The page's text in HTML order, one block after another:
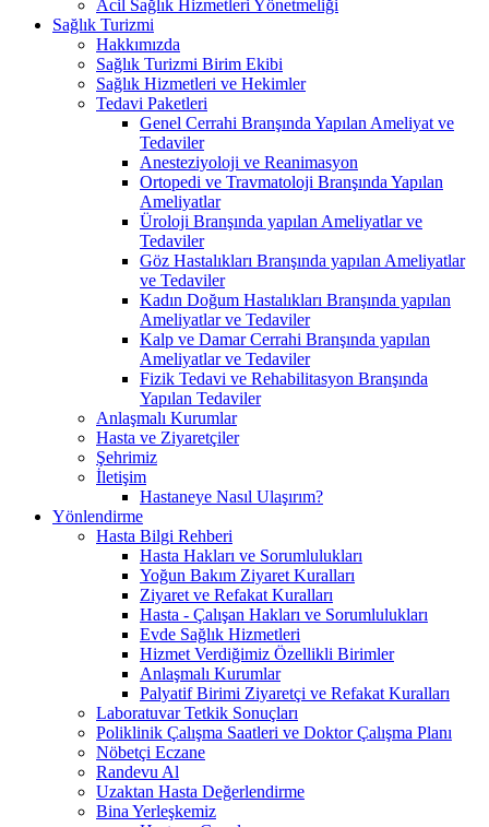
Acil Sağlık Hizmetleri Yönetmeliği
Sağlık Turizmi
Hakkımızda
Sağlık Turizmi Birim Ekibi
Sağlık Hizmetleri ve Hekimler
Tedavi Paketleri
Genel Cerrahi Branşında Yapılan Ameliyat ve
Tedaviler
Anesteziyoloji ve Reanimasyon
Ortopedi ve Travmatoloji Branşında Yapılan
Ameliyatlar
Üroloji Branşında yapılan Ameliyatlar ve
Tedaviler
Göz Hastalıkları Branşında yapılan Ameliyatlar
ve Tedaviler
Kadın Doğum Hastalıkları Branşında yapılan
Ameliyatlar ve Tedaviler
Kalp ve Damar Cerrahi Branşında yapılan
Ameliyatlar ve Tedaviler
Fizik Tedavi ve Rehabilitasyon Branşında
Yapılan Tedaviler
Anlaşmalı Kurumlar
Hasta ve Ziyaretçiler
Şehrimiz
İletişim
Hastaneye Nasıl Ulaşırım?
Yönlendirme
Hasta Bilgi Rehberi
Hasta Hakları ve Sorumlulukları
Yoğun Bakım Ziyaret Kuralları
Ziyaret ve Refakat Kuralları
Hasta - Çalışan Hakları ve Sorumlulukları
Evde Sağlık Hizmetleri
Hizmet Verdiğimiz Özellikli Birimler
Anlaşmalı Kurumlar
Palyatif Birimi Ziyaretçi ve Refakat Kuralları
Laboratuvar Tetkik Sonuçları
Poliklinik Çalışma Saatleri ve Doktor Çalışma Planı
Nöbetçi Eczane
Randevu Al
Uzaktan Hasta Değerlendirme
Bina Yerleşkemiz